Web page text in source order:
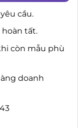
cầu.
hoàn tất.
còn mẫu phù
doanh